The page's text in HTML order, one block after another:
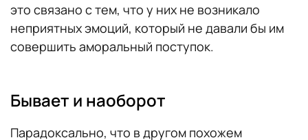
это связано с тем, что у них не возникало
неприятных эмоций, который не давали бы им
совершить аморальный поступок.
Бывает и наоборот
Парадоксально, что в другом похожем